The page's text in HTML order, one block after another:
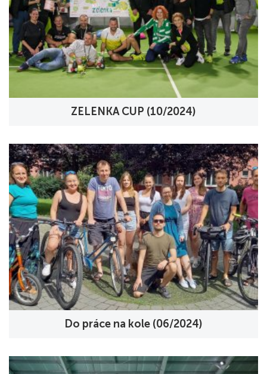
ZELENKA CUP (10/2024)
Do práce na kole (06/2024)